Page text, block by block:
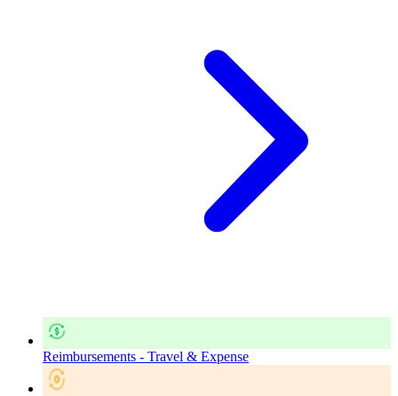
Reimbursements - Travel & Expense